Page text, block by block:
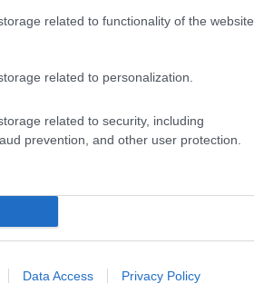
related to functionality of the website
related to personalization.
related to security, including
prevention, and other user protection.
Data Access Privacy Policy